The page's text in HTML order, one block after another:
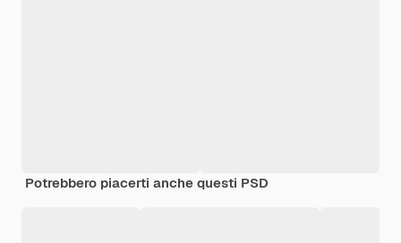
Potrebbero piacerti anche questi PSD